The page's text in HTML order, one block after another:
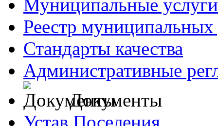
Муниципальные услуги
Реестр муниципальных
Стандарты качества
Административные
Документы